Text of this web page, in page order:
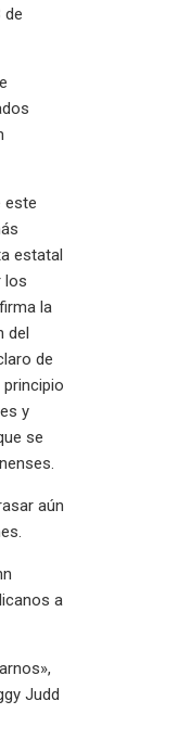
de
este
estatal
los
la
del
de
principio
y
se
aún
a
Judd